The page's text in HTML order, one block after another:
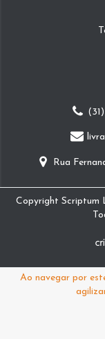
Ao navegar por
Rua
Copyright Scriptum